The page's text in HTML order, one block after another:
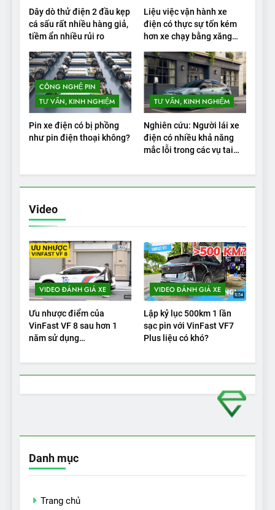
Dây dò thử điện 2 đầu kẹp
cá sấu rất nhiều hàng giả,
tiềm ẩn nhiều rủi ro
Liệu việc vận hành xe
điện có thực sự tốn kém
hơn xe chạy bằng xăng
CÔNG NGHỆ PIN
TƯ VẤN, KINH NGHIỆM
Pin xe điện có bị phồng
như pin điện thoại không?
TƯ VẤN, KINH NGHIỆM
Nghiên cứu: Người lái xe
điện có nhiều khả năng
mắc lỗi trong các vụ tai
Video
VIDEO ĐÁNH GIÁ XE
Ưu nhược điểm của
VinFast VF 8 sau hơn 1
năm sử dụng
VIDEO ĐÁNH GIÁ XE
Lập kỷ lục 500km 1 lần
sạc pin với VinFast VF7
Plus liệu có khó?
Danh mục
Trang chủ